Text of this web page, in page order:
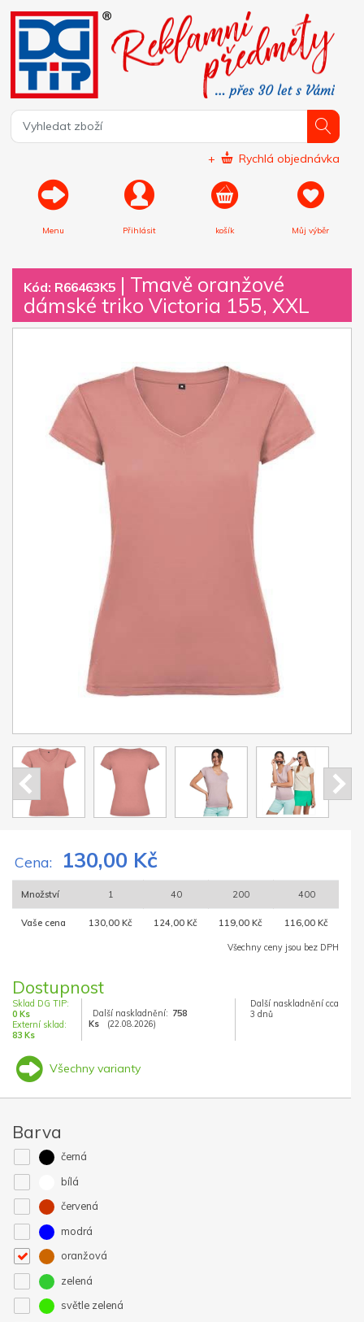
+ Rychlá objednávka
Menu Přihlásit košík Můj výběr
Kód: R66463K5 | Tmavě oranžové
dámské triko Victoria 155, XXL
Cena: 130,00 Kč
Množství 1 40 200 400
Vaše cena 130,00 Kč 124,00 Kč 119,00 Kč 116,00 Kč
Všechny ceny jsou bez DPH
Dostupnost
Sklad DG TIP:
0 Ks
Externí sklad:
83 Ks
Další naskladnění: 758
Ks
(22.08.2026)
Další naskladnění cca
3 dnů
Všechny varianty
Barva
černá
bílá
červená
modrá
oranžová
zelená
světle zelená